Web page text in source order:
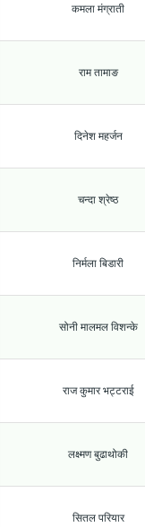
कमला मंग्राती
राम तामाङ
दिनेश महर्जन
चन्दा श्रेष्ठ
निर्मला बिडारी
सोनी मालमल विशन्के
राज कुमार भट्टराई
लक्ष्मण बुढाथोकी
सितल परियार